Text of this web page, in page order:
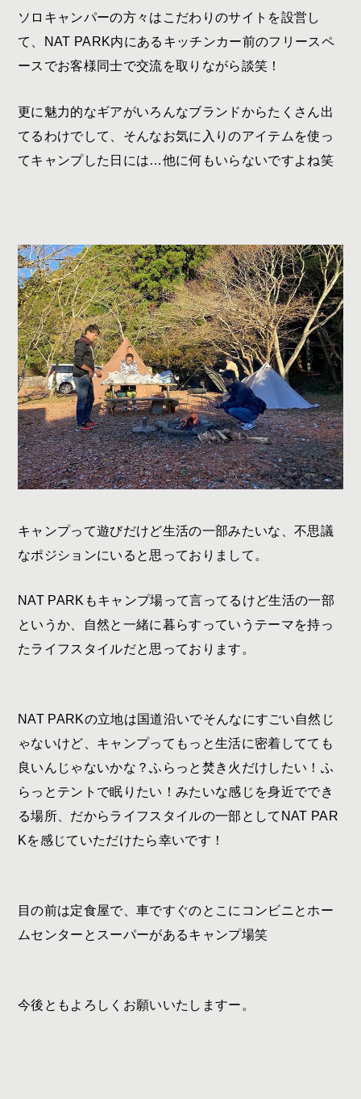
ソロキャンパーの方々はこだわりのサイトを設営し
て、
NAT PARK内にあるキッチンカー前のフリースペ
ースでお客様同士で交流を取りながら談笑！
更に魅力的なギアがいろんなブランドからたくさん出
てるわけでして、そんなお気に入りのアイテムを使っ
てキャンプした日には…他に何もいらないですよね笑
キャンプって遊びだけど生活の一部みたいな、不思議
なポジションにいると思っておりまして。
NAT PARK もキャンプ場って言ってるけど生活の一部
というか、自然と一緒に暮らすっていうテーマを持っ
たライフスタイルだと思っております。
NAT PARKの立地は国道沿いでそんなにすごい自然じ
ゃないけど、キャンプってもっと生活に密着してても
良いんじゃないかな？ふらっと焚き火だけしたい！ふ
らっとテントで眠りたい！みたいな感じを身近ででき
る場所、だからライフスタイルの一部として NAT PAR
Kを感じていただけたら幸いです！
目の前は定食屋で、車ですぐのとこにコンビニとホー
ムセンターとスーパーがあるキャンプ場笑
今後ともよろしくお願いいたしますー。